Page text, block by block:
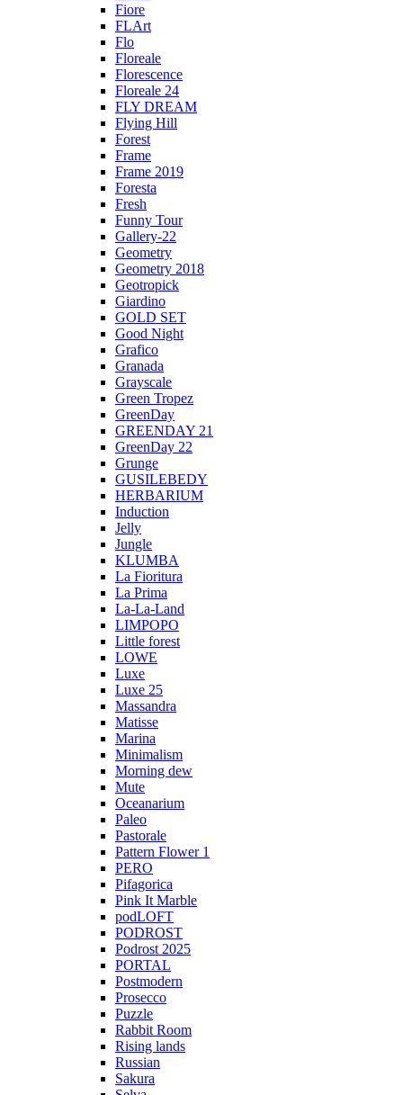
Fiore
FLArt
Flo
Floreale
Florescence
Floreale 24
FLY DREAM
Flying Hill
Forest
Frame
Frame 2019
Foresta
Fresh
Funny Tour
Gallery-22
Geometry
Geometry 2018
Geotropick
Giardino
GOLD SET
Good Night
Grafico
Granada
Grayscale
Green Tropez
GreenDay
GREENDAY 21
GreenDay 22
Grunge
GUSILEBEDY
HERBARIUM
Induction
Jelly
Jungle
KLUMBA
La Fioritura
La Prima
La-La-Land
LIMPOPO
Little forest
LOWE
Luxe
Luxe 25
Massandra
Matisse
Marina
Minimalism
Morning dew
Mute
Oceanarium
Paleo
Pastorale
Pattern Flower 1
PERO
Pifagorica
Pink It Marble
podLOFT
PODROST
Podrost 2025
PORTAL
Postmodern
Prosecco
Puzzle
Rabbit Room
Rising lands
Russian
Sakura